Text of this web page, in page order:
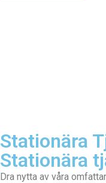
Stationära
Stationära
Dra nytta av våra